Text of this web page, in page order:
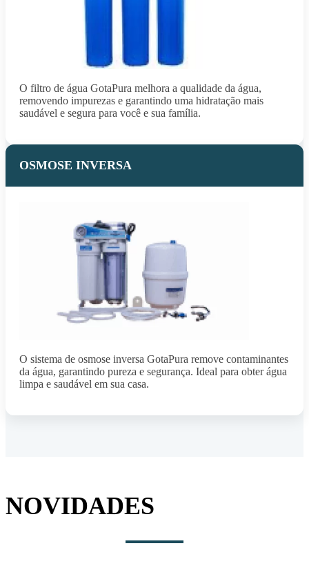
O filtro de água GotaPura melhora a qualidade da água,
removendo impurezas e garantindo uma hidratação mais
saudável e segura para você e sua família.
OSMOSE INVERSA
O sistema de osmose inversa GotaPura remove contaminantes
da água, garantindo pureza e segurança. Ideal para obter água
limpa e saudável em sua casa.
NOVIDADES